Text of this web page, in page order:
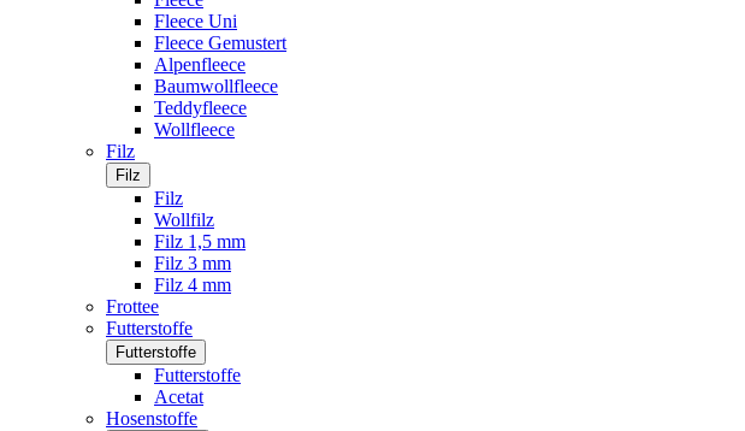
Fleece Uni
Fleece Gemustert
Alpenfleece
Baumwollfleece
Teddyfleece
Wollfleece
Filz
Filz
Filz
Wollfilz
Filz 1,5 mm
Filz 3 mm
Filz 4 mm
Frottee
Futterstoffe
Futterstoffe
Futterstoffe
Acetat
Hosenstoffe